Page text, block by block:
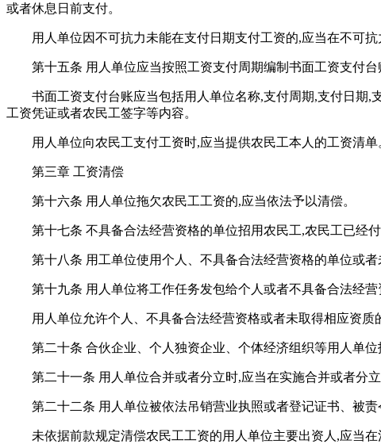
或者休息日前支付。
用人单位因不可抗力未能在支付日期支付工资的,应当在不可抗
第十五条 用人单位应当按照工资支付周期编制书面工资支付台
书面工资支付台账应当包括用人单位名称,支付周期,支付日期
工资凭证或者农民工签字等内容。
用人单位向农民工支付工资时,应当提供农民工本人的工资清单
第三章 工资清偿
第十六条 用人单位拖欠农民工工资的,应当依法予以清偿。
第十七条 不具备合法经营资格的单位招用农民工,农民工已经
第十八条 用工单位使用个人、不具备合法经营资格的单位或
第十九条 用人单位将工作任务发包给个人或者不具备合法经
用人单位允许个人、不具备合法经营资格或者未取得相应资
第二十条 合伙企业、个人独资企业、个体经济组织等用人单
第二十一条 用人单位合并或者分立时,应当在实施合并或者分
第二十二条 用人单位被依法吊销营业执照或者登记证书、被
未依据前款规定清偿农民工工资的用人单位主要出资人,应当